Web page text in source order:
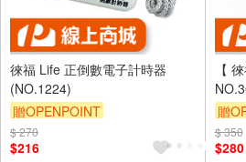
徠福 Life 正倒數電子計時器
(NO.1224)
贈OPENPOINT
$ 270
$216
【
贈
$ 350
$280